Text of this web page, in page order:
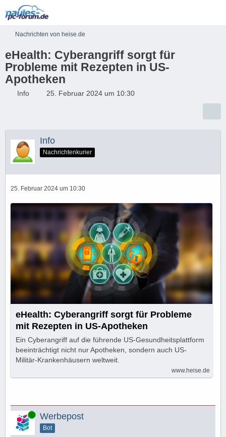
Nachrichten von heise.de
eHealth: Cyberangriff sorgt für
Probleme mit Rezepten in US-
Apotheken​
Info 25. Februar 2024 um 10:30
Info
Nachrichtenkurier
25. Februar 2024 um 10:30
eHealth: Cyberangriff sorgt für Probleme
mit Rezepten in US-Apotheken
Ein Cyberangriff auf die führende US-Gesundheitsplattform
beeinträchtigt nicht nur Apotheken, sondern auch US-
Militär-Krankenhäusern weltweit.
www.heise.de
Online Werbepost
Bot